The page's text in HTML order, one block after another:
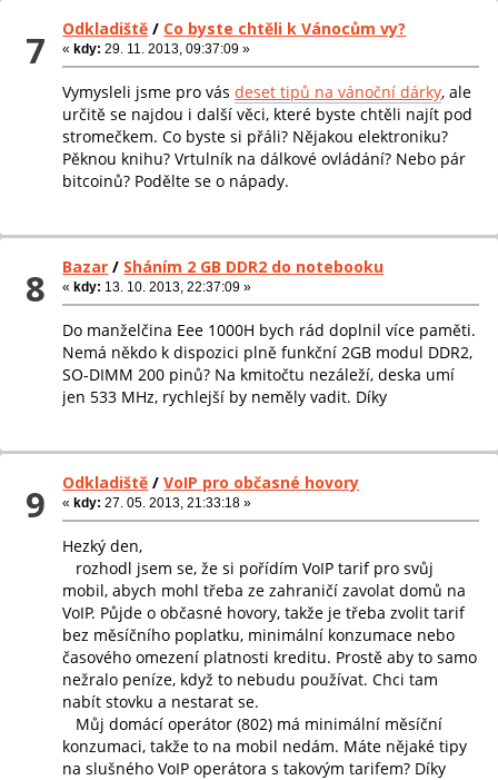
7 Odkladiště / Co byste chtěli k Vánocům vy?
«kdy: 29. 11. 2013, 09:37:09 »
Vymysleli jsme pro vásdeset tipů na vánoční dárky, ale
určitě se najdou i další věci, které byste chtěli najít pod
stromečkem. Co byste si přáli? Nějakou elektroniku?
Pěknou knihu? Vrtulník na dálkové ovládání? Nebo pár
bitcoinů? Podělte se o nápady.
8 Bazar / Sháním 2 GB DDR2 do notebooku
«kdy: 13. 10. 2013, 22:37:09 »
Do manželčina Eee 1000H bych rád doplnil více paměti.
Nemá někdo k dispozici plně funkční 2GB modul DDR2,
SO-DIMM 200 pinů? Na kmitočtu nezáleží, deska umí
jen 533 MHz, rychlejší by neměly vadit. Díky
9 Odkladiště /VoIP pro občasné hovory
«kdy: 27. 05. 2013, 21:33:18 »
Hezký den,
rozhodl jsem se, že si pořídím VoIP tarif pro svůj
mobil, abych mohl třeba ze zahraničí zavolat domů na
VoIP. Půjde o občasné hovory, takže je třeba zvolit tarif
bez měsíčního poplatku, minimální konzumace nebo
časového omezení platnosti kreditu. Prostě aby to samo
nežralo peníze, když to nebudu používat. Chci tam
nabít stovku a nestarat se.
Můj domácí operátor (802) má minimální měsíční
konzumaci, takže to na mobil nedám. Máte nějaké tipy
na slušného VoIP operátora s takovým tarifem? Díky